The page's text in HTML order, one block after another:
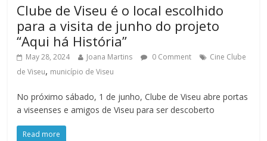
Clube de Viseu é o local escolhido
para a visita de junho do projeto
“Aqui há História”
May 28, 2024 Joana Martins 0 Comment
Cine Clube
de Viseu, município de Viseu
No próximo sábado, 1 de junho, Clube de Viseu abre portas
a viseenses e amigos de Viseu para ser descoberto
Read more